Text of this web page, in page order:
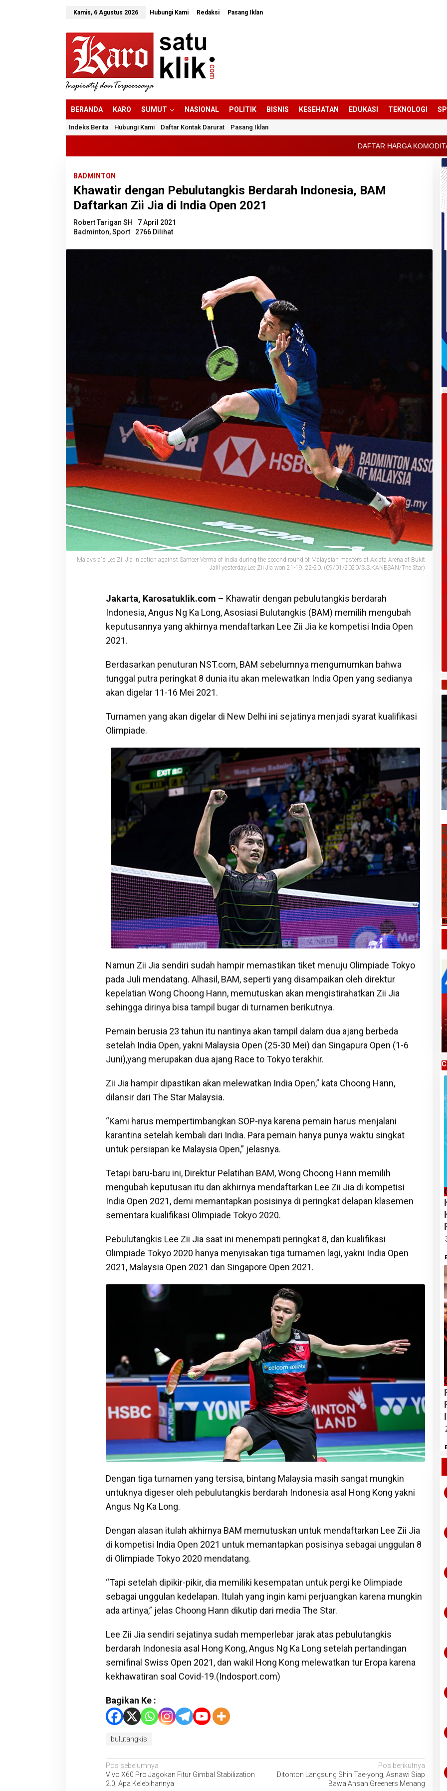
Kamis, 6 Agustus 2026 Hubungi Kami Redaksi Pasang Iklan
BERANDA KARO SUMUT NASIONAL POLITIK BISNIS KESEHATAN EDUKASI TEKNOLOGI
Indeks Berita Hubungi Kami Daftar Kontak Darurat Pasang Iklan
DAFTAR HARGA KOMODITAS PERTANIAN
BADMINTON
Khawatir dengan Pebulutangkis Berdarah Indonesia, BAM
Daftarkan Zii Jia di India Open 2021
Robert Tarigan SH
7 April 2021
Badminton,Sport 2766 Dilihat
Malaysia's Lee Zii Jia in action against Sameer Verma of India during the second round of Malaysian masters at Axiata Arena at Bukit
Jalil yesterday.Lee Zii Jia won 21-19, 22-20. (09/01/2020/S.S.KANESAN/The Star)
Jakarta, Karosatuklik.com – Khawatir dengan pebulutangkis berdarah
Indonesia, Angus Ng Ka Long, Asosiasi Bulutangkis (BAM) memilih mengubah
keputusannya yang akhirnya mendaftarkan Lee Zii Jia ke kompetisi India Open
2021.
Berdasarkan penuturan NST.com, BAM sebelumnya mengumumkan bahwa
tunggal putra peringkat 8 dunia itu akan melewatkan India Open yang sedianya
akan digelar 11-16 Mei 2021.
Turnamen yang akan digelar di New Delhi ini sejatinya menjadi syarat kualifikasi
Olimpiade.
Namun Zii Jia sendiri sudah hampir memastikan tiket menuju Olimpiade Tokyo
pada Juli mendatang. Alhasil, BAM, seperti yang disampaikan oleh direktur
kepelatian Wong Choong Hann, memutuskan akan mengistirahatkan Zii Jia
sehingga dirinya bisa tampil bugar di turnamen berikutnya.
Pemain berusia 23 tahun itu nantinya akan tampil dalam dua ajang berbeda
setelah India Open, yakni Malaysia Open (25-30 Mei) dan Singapura Open (1-6
Juni),yang merupakan dua ajang Race to Tokyo terakhir.
Zii Jia hampir dipastikan akan melewatkan India Open,” kata Choong Hann,
dilansir dari The Star Malaysia.
“Kami harus mempertimbangkan SOP-nya karena pemain harus menjalani
karantina setelah kembali dari India. Para pemain hanya punya waktu singkat
untuk persiapan ke Malaysia Open,” jelasnya.
Tetapi baru-baru ini, Direktur Pelatihan BAM, Wong Choong Hann memilih
mengubah keputusan itu dan akhirnya mendaftarkan Lee Zii Jia di kompetisi
India Open 2021, demi memantapkan posisinya di peringkat delapan klasemen
sementara kualifikasi Olimpiade Tokyo 2020.
Pebulutangkis Lee Zii Jia saat ini menempati peringkat 8, dan kualifikasi
Olimpiade Tokyo 2020 hanya menyisakan tiga turnamen lagi, yakni India Open
2021, Malaysia Open 2021 dan Singapore Open 2021.
Dengan tiga turnamen yang tersisa, bintang Malaysia masih sangat mungkin
untuknya digeser oleh pebulutangkis berdarah Indonesia asal Hong Kong yakni
Angus Ng Ka Long.
Dengan alasan itulah akhirnya BAM memutuskan untuk mendaftarkan Lee Zii Jia
di kompetisi India Open 2021 untuk memantapkan posisinya sebagai unggulan 8
di Olimpiade Tokyo 2020 mendatang.
“Tapi setelah dipikir-pikir, dia memiliki kesempatan untuk pergi ke Olimpiade
sebagai unggulan kedelapan. Itulah yang ingin kami perjuangkan karena mungkin
ada artinya,” jelas Choong Hann dikutip dari media The Star.
Lee Zii Jia sendiri sejatinya sudah memperlebar jarak atas pebulutangkis
berdarah Indonesia asal Hong Kong, Angus Ng Ka Long setelah pertandingan
semifinal Swiss Open 2021, dan wakil Hong Kong melewatkan tur Eropa karena
kekhawatiran soal Covid-19.(Indosport.com)
Bagikan Ke :
bulutangkis
Navigasi
pos
Pos sebelumnya
Vivo X60 Pro Jagokan Fitur Gimbal Stabilization
2.0, Apa Kelebihannya
Pos berikutnya
Ditonton Langsung Shin Tae-yong, Asnawi Siap
Bawa Ansan Greeners Menang
Kabupaten Karo, Rabu 05 Agustus 2026